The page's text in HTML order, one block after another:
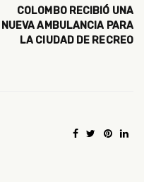
COLOMBO RECIBIÓ UNA
NUEVA AMBULANCIA PARA
LA CIUDAD DE RECREO